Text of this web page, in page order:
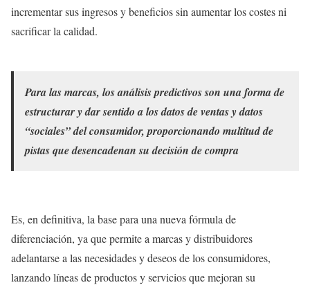
incrementar sus ingresos y beneficios sin aumentar los costes ni
sacrificar la calidad.
Para las marcas, los análisis predictivos son una forma de
estructurar y dar sentido a los datos de ventas y datos
“sociales” del consumidor, proporcionando multitud de
pistas que desencadenan su decisión de compra
Es, en definitiva, la base para una nueva fórmula de
diferenciación, ya que permite a marcas y distribuidores
adelantarse a las necesidades y deseos de los consumidores,
lanzando líneas de productos y servicios que mejoran su